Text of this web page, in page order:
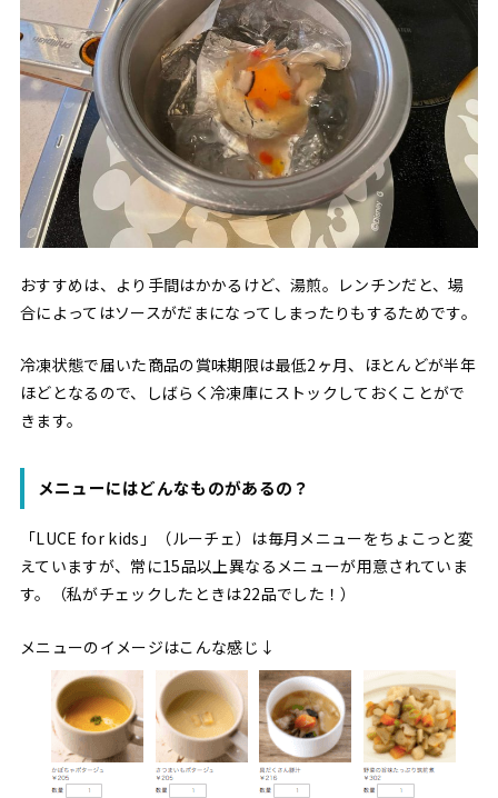
おすすめは、より手間はかかるけど、湯煎。レンチンだと、場
合によってはソースがだまになってしまったりもするためです。
冷凍状態で届いた商品の賞味期限は最低2ヶ月、ほとんどが半年
ほどとなるので、しばらく冷凍庫にストックしておくことがで
きます。
メニューにはどんなものがあるの？
「LUCE for kids」（ルーチェ）は毎月メニューをちょこっと変
えていますが、常に15品以上異なるメニューが用意されていま
す。（私がチェックしたときは22品でした！）
メニューのイメージはこんな感じ↓